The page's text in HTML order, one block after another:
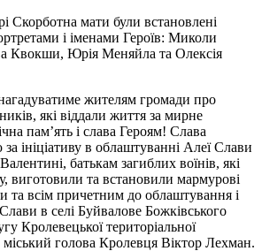
Скорботна мати були встановлені
і іменами Героїв: Миколи
Квокши, Юрія Меняйла та Олексія
жителям громади про
які віддали життя за мирне
пам’ять і слава Героям! Слава
ініціативу в облаштуванні Алеї Слави
батькам загиблих воїнів, які
виготовили та встановили мармурові
та всім причетним до облаштування і
в селі Буйвалове Божківського
Кролевецької територіальної
міський голова Кролевця Віктор Лехман.